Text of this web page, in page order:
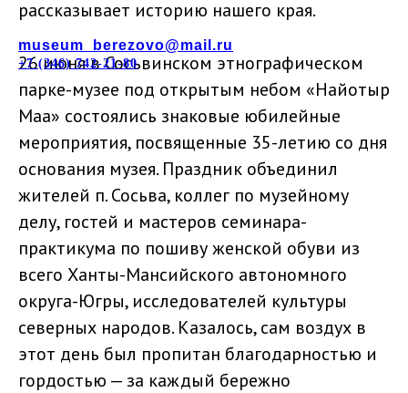
Берёзовский музей
museum_berezovo@mail.ru
+7 (346) 742-21-80
рассказывает историю нашего края.
26 июня в Сосьвинском этнографическом
парке-музее под открытым небом «Найотыр
Маа» состоялись знаковые юбилейные
мероприятия, посвященные 35-летию со дня
основания музея. Праздник объединил
жителей п. Сосьва, коллег по музейному
делу, гостей и мастеров семинара-
практикума по пошиву женской обуви из
всего Ханты-Мансийского автономного
округа-Югры, исследователей культуры
северных народов. Казалось, сам воздух в
этот день был пропитан благодарностью и
гордостью — за каждый бережно